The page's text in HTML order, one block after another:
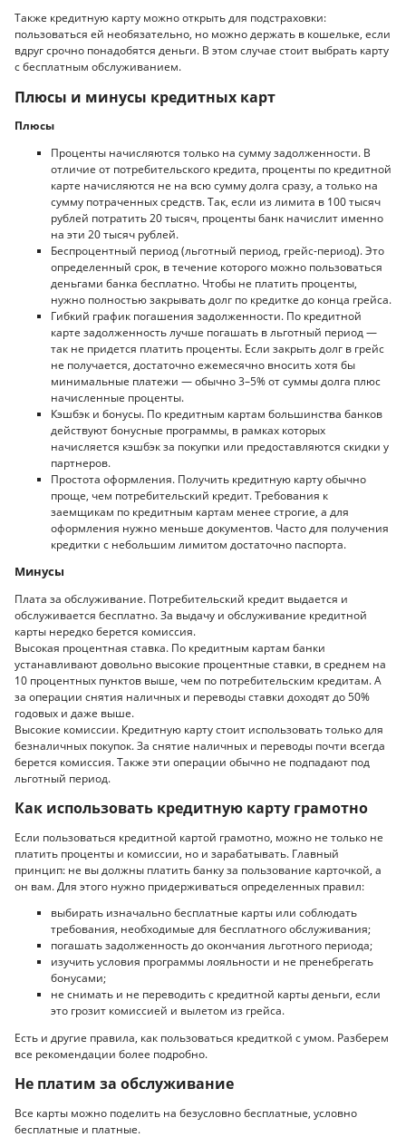
Также кредитную карту можно открыть для подстраховки:
пользоваться ей необязательно, но можно держать в кошельке, если
вдруг срочно понадобятся деньги. В этом случае стоит выбрать карту
с бесплатным обслуживанием.
Плюсы и минусы кредитных карт
Плюсы
Проценты начисляются только на сумму задолженности. В
отличие от потребительского кредита, проценты по кредитной
карте начисляются не на всю сумму долга сразу, а только на
сумму потраченных средств. Так, если из лимита в 100 тысяч
рублей потратить 20 тысяч, проценты банк начислит именно
на эти 20 тысяч рублей.
Беспроцентный период (льготный период, грейс-период). Это
определенный срок, в течение которого можно пользоваться
деньгами банка бесплатно. Чтобы не платить проценты,
нужно полностью закрывать долг по кредитке до конца грейса.
Гибкий график погашения задолженности. По кредитной
карте задолженность лучше погашать в льготный период —
так не придется платить проценты. Если закрыть долг в грейс
не получается, достаточно ежемесячно вносить хотя бы
минимальные платежи — обычно 3–5% от суммы долга плюс
начисленные проценты.
Кэшбэк и бонусы. По кредитным картам большинства банков
действуют бонусные программы, в рамках которых
начисляется кэшбэк за покупки или предоставляются скидки у
партнеров.
Простота оформления. Получить кредитную карту обычно
проще, чем потребительский кредит. Требования к
заемщикам по кредитным картам менее строгие, а для
оформления нужно меньше документов. Часто для получения
кредитки с небольшим лимитом достаточно паспорта.
Минусы
Плата за обслуживание. Потребительский кредит выдается и
обслуживается бесплатно. За выдачу и обслуживание кредитной
карты нередко берется комиссия.
Высокая процентная ставка. По кредитным картам банки
устанавливают довольно высокие процентные ставки, в среднем на
10 процентных пунктов выше, чем по потребительским кредитам. А
за операции снятия наличных и переводы ставки доходят до 50%
годовых и даже выше.
Высокие комиссии. Кредитную карту стоит использовать только для
безналичных покупок. За снятие наличных и переводы почти всегда
берется комиссия. Также эти операции обычно не подпадают под
льготный период.
Как использовать кредитную карту грамотно
Если пользоваться кредитной картой грамотно, можно не только не
платить проценты и комиссии, но и зарабатывать. Главный
принцип: не вы должны платить банку за пользование карточкой, а
он вам. Для этого нужно придерживаться определенных правил:
выбирать изначально бесплатные карты или соблюдать
требования, необходимые для бесплатного обслуживания;
погашать задолженность до окончания льготного периода;
изучить условия программы лояльности и не пренебрегать
бонусами;
не снимать и не переводить с кредитной карты деньги, если
это грозит комиссией и вылетом из грейса.
Есть и другие правила, как пользоваться кредиткой с умом. Разберем
все рекомендации более подробно.
Не платим за обслуживание
Все карты можно поделить на безусловно бесплатные, условно
бесплатные и платные.